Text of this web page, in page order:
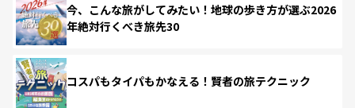
今、こんな旅がしてみたい！地球の歩き方が選ぶ2026
年絶対行くべき旅先30
コスパもタイパもかなえる！賢者の旅テクニック